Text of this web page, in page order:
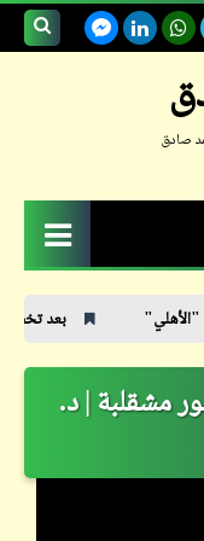
صادق
بعد تخطّينا المليون زيارة
(2) | صور مشقلبة | د.